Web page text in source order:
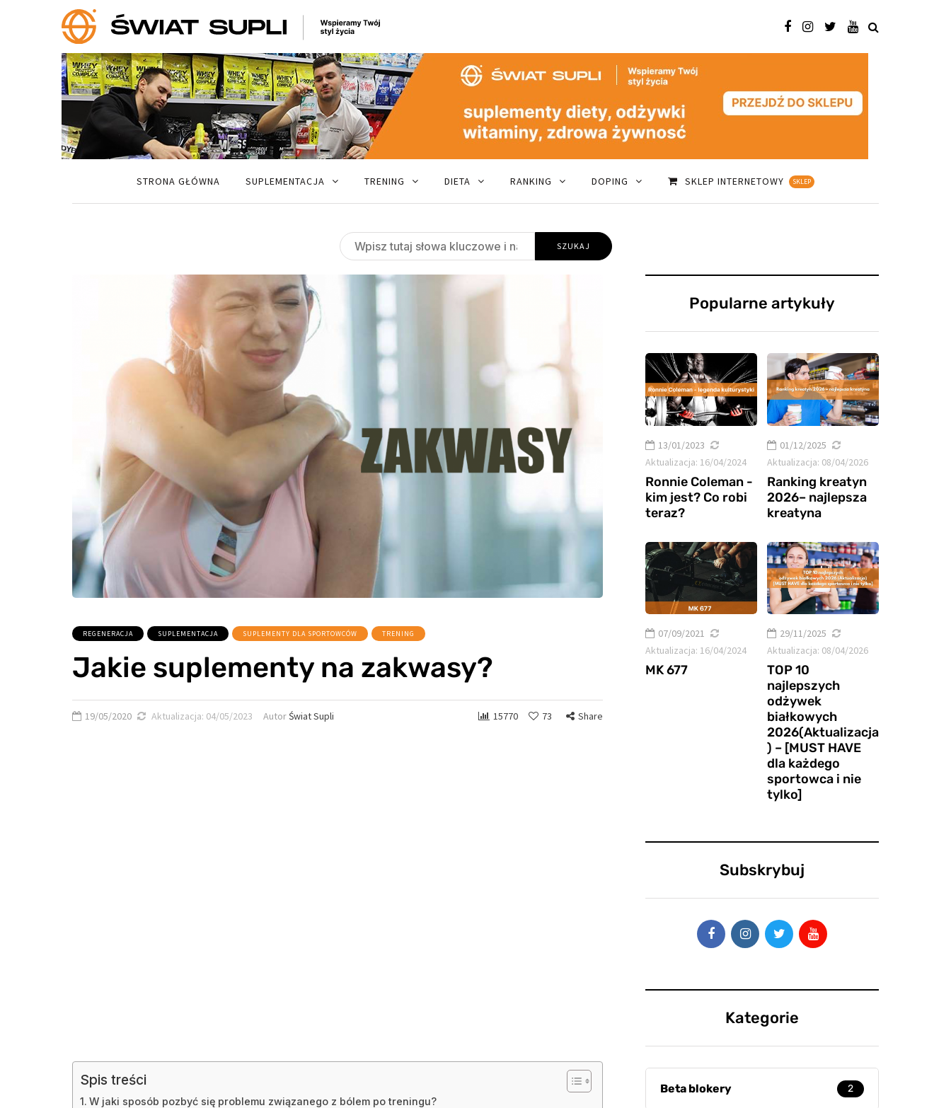
STRONA GŁÓWNA SUPLEMENTACJA TRENING DIETA RANKING DOPING SKLEP INTERNETOWY SKLEP
REGENERACJA SUPLEMENTACJA SUPLEMENTY DLA SPORTOWCÓW TRENING
Jakie suplementy na zakwasy?
19/05/2020 Aktualizacja: 04/05/2023 AutorŚwiat Supli 15770 73 Share
Spis treści
W jaki sposób pozbyć się problemu związanego z bólem po treningu?
Popularne artykuły
13/01/2023
Aktualizacja: 16/04/2024
Ronnie Coleman -
kim jest? Co robi
teraz?
01/12/2025
Aktualizacja: 08/04/2026
Ranking kreatyn
2026– najlepsza
kreatyna
07/09/2021
Aktualizacja: 16/04/2024
MK 677
29/11/2025
Aktualizacja: 08/04/2026
TOP 10
najlepszych
odżywek
białkowych
2026(Aktualizacja
) – [MUST HAVE
dla każdego
sportowca i nie
tylko]
Subskrybuj
Kategorie
Beta blokery 2